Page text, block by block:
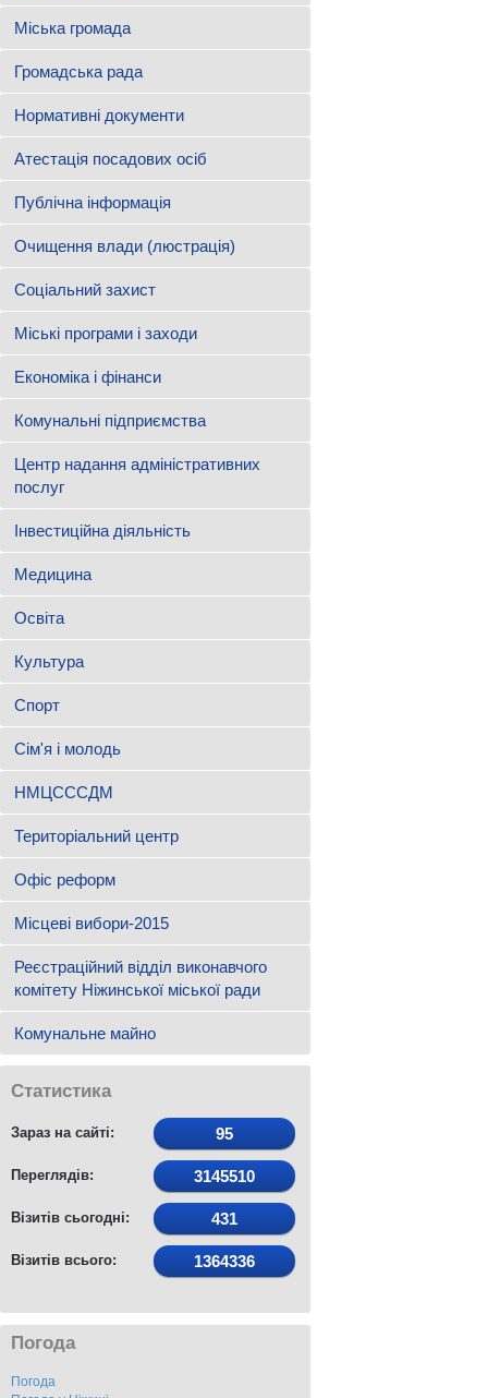
Міська громада
Громадська рада
Нормативні документи
Атестація посадових осіб
Публічна інформація
Очищення влади (люстрація)
Соціальний захист
Міські програми і заходи
Економіка і фінанси
Комунальні підприємства
Центр надання адміністративних
послуг
Інвестиційна діяльність
Медицина
Освіта
Культура
Спорт
Сім'я і молодь
НМЦСССДМ
Територіальний центр
Офіс реформ
Місцеві вибори-2015
Реєстраційний відділ виконавчого
комітету Ніжинської міської ради
Комунальне майно
Статистика
Зараз на сайті: 95
Переглядів: 3145510
Візитів сьогодні: 431
Візитів всього: 1364336
Погода
Погода